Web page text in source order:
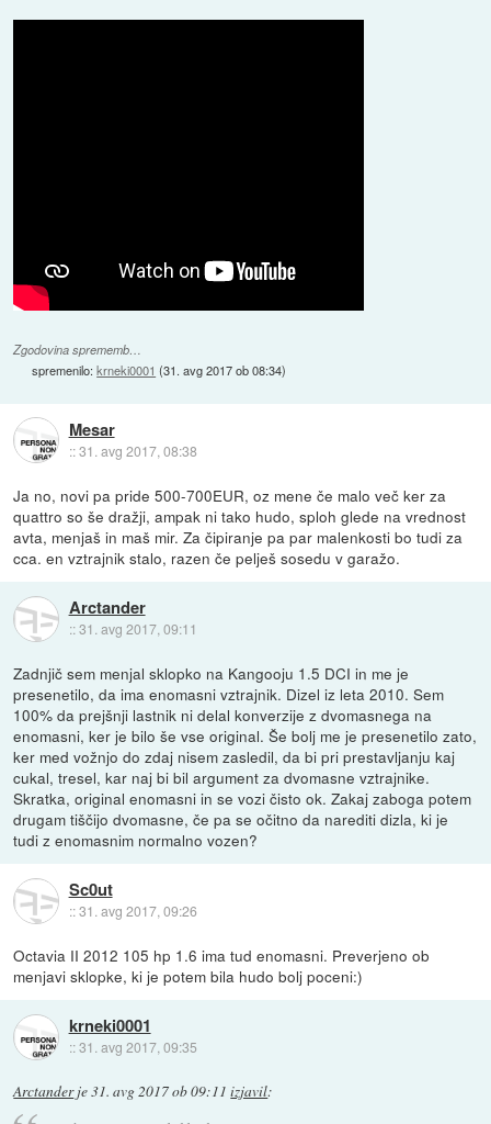
Zgodovina sprememb…
spremenilo:krneki0001 (31. avg 2017 ob 08:34)
Mesar
::31. avg 2017, 08:38
Ja no, novi pa pride 500-700EUR, oz mene če malo več ker za
quattro so še dražji, ampak ni tako hudo, sploh glede na vrednost
avta, menjaš in maš mir. Za čipiranje pa par malenkosti bo tudi za
cca. en vztrajnik stalo, razen če pelješ sosedu v garažo.
Arctander
::31. avg 2017, 09:11
Zadnjič sem menjal sklopko na Kangooju 1.5 DCI in me je
presenetilo, da ima enomasni vztrajnik. Dizel iz leta 2010. Sem
100% da prejšnji lastnik ni delal konverzije z dvomasnega na
enomasni, ker je bilo še vse original. Še bolj me je presenetilo zato,
ker med vožnjo do zdaj nisem zasledil, da bi pri prestavljanju kaj
cukal, tresel, kar naj bi bil argument za dvomasne vztrajnike.
Skratka, original enomasni in se vozi čisto ok. Zakaj zaboga potem
drugam tiščijo dvomasne, če pa se očitno da narediti dizla, ki je
tudi z enomasnim normalno vozen?
Sc0ut
::31. avg 2017, 09:26
Octavia II 2012 105 hp 1.6 ima tud enomasni. Preverjeno ob
menjavi sklopke, ki je potem bila hudo bolj poceni:)
krneki0001
::31. avg 2017, 09:35
Arctanderje31. avg 2017 ob 09:11 izjavil: